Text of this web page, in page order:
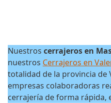
Nuestros cerrajeros en
nuestros Cerrajeros en
totalidad de la provincia de
empresas colaboradoras
cerrajería de forma rápida,